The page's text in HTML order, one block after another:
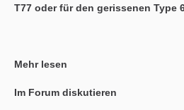
T77 oder für den gerissenen Type
Mehr lesen
Im Forum diskutieren